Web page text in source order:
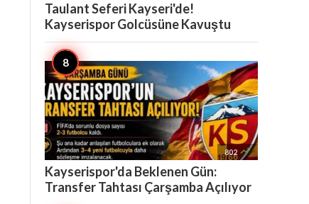
Taulant Seferi Kayseri'de!
Kayserispor Golcüsüne Kavuştu
802 
Kayserispor'da Beklenen Gün:
Transfer Tahtası Çarşamba Açılıyor